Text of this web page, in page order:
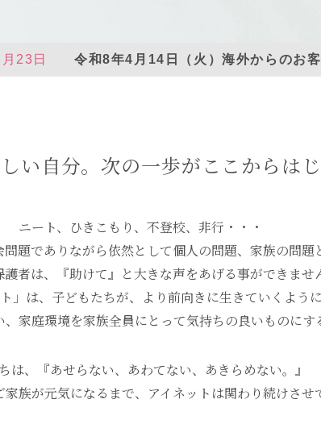
23日 令和8年4月14日（火）海外からのお
い自分。 次の一歩がここからは
ニート、ひきこもり、不登校、非行・・・
題でありながら依然として個人の問題、家族の問題
護者は、『助けて』と大きな声をあげる事ができませ
」は、 子どもたちが、より前向きに生きていくよう
家庭環境を家族全員にとって気持ちの良いものにす
は、
『あせらない、あわてない、あきらめない。』
族が元気になるまで、 アイネットは関わり続けさせ